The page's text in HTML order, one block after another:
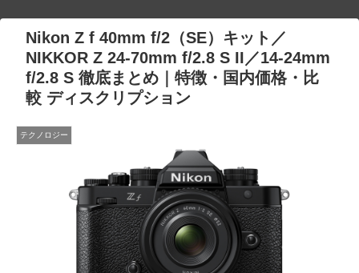
Nikon Z f 40mm f/2（SE）キット／
NIKKOR Z 24-70mm f/2.8 S II／14-24mm
f/2.8 S 徹底まとめ｜特徴・国内価格・比
較 ディスクリプション
テクノロジー